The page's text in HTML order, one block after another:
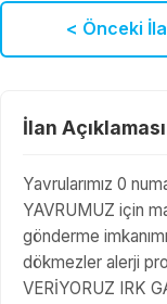
< Önceki
İlan Açıklaması
Yavrularımız 0
YAVRUMUZ için
gönderme
dökmezler alerji
VERİYORUZ IRK